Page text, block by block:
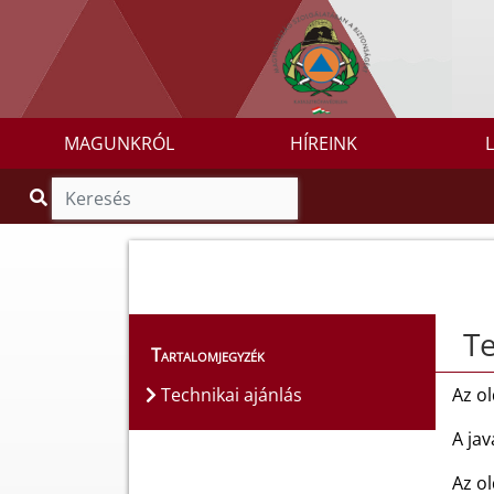
MAGUNKRÓL HÍREINK
Tartalomjegyzék
Technikai ajánlás
Az
A
Az